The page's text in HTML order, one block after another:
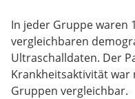
In jeder Gruppe waren
vergleichbaren
Ultraschalldaten. Der
Krankheitsaktivität war
Gruppen vergleichbar.